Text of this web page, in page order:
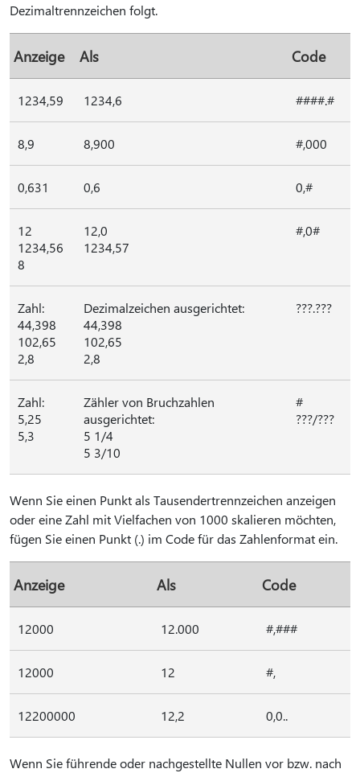
Dezimaltrennzeichen folgt.
Anzeige Als Code
1234,59 1234,6 ####.#
8,9 8,900 #,000
0,631 0,6 0,#
12
1234,56
8
12,0
1234,57
#,0#
Zahl:
44,398
102,65
2,8
Dezimalzeichen ausgerichtet:
44,398
102,65
2,8
???.???
Zahl:
5,25
5,3
Zähler von Bruchzahlen
ausgerichtet:
5 1/4
5 3/10
#
???/???
Wenn Sie einen Punkt als Tausendertrennzeichen anzeigen
oder eine Zahl mit Vielfachen von 1000 skalieren möchten,
fügen Sie einen Punkt (.) im Code für das Zahlenformat ein.
Anzeige Als Code
12000 12.000 #,###
12000 12 #,
12200000 12,2 0,0..
Wenn Sie führende oder nachgestellte Nullen vor bzw. nach